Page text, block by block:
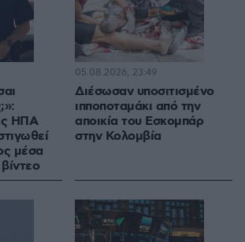
ΗΠΑ
μέσα
Διέσωσαν υποσιτισμένο
ιπποποταμάκι από την
αποικία του Εσκομπάρ
στην Κολομβία
05.08.2026, 23:49